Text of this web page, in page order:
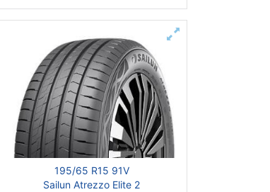
195/65 R15 91V
Sailun Atrezzo Elite 2